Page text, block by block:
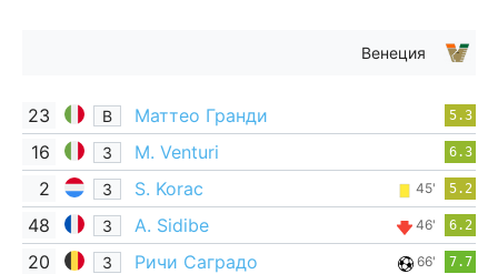
Венеция
23 В Маттео Гранди 5.3
16 З M. Venturi 6.3
2 З S. Korac 45' 5.2
48 З A. Sidibe 46' 6.2
20 З Ричи Саградо 66' 7.7